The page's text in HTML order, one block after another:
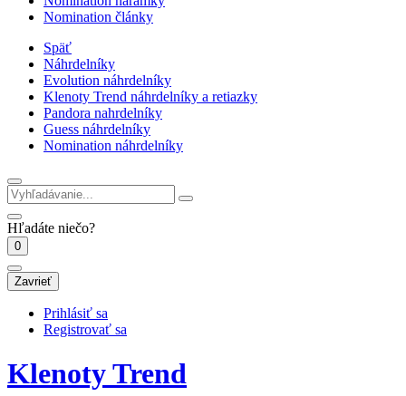
Nomination články
Späť
Náhrdelníky
Evolution náhrdelníky
Klenoty Trend náhrdelníky a retiazky
Pandora nahrdelníky
Guess náhrdelníky
Nomination náhrdelníky
Hľadáte niečo?
0
Zavrieť
Prihlásiť sa
Registrovať sa
Klenoty Trend